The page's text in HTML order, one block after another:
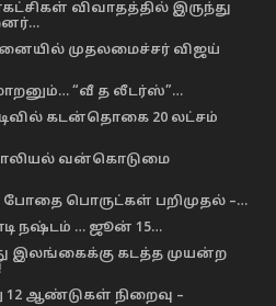
விவாதத்தில் இருந்து
முதலமைச்சர் விஜய்
“வீ த லீடர்ஸ்”…
கடன்தொகை 20 லட்சம்
பாலியல் வன்கொடுமை
போதை பொருட்கள் பறிமுதல் –…
நஷ்டம் … ஜூன் 15…
இலங்கைக்கு கடத்த முயன்ற
12 ஆண்டுகள் நிறைவு –